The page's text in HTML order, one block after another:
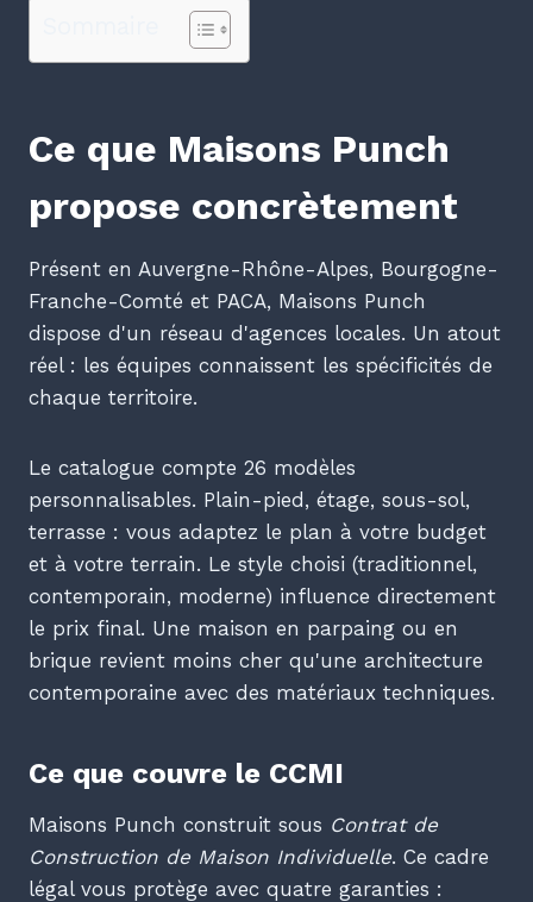
Ce que Maisons Punch
propose concrètement
Présent en Auvergne-Rhône-Alpes, Bourgogne-
Franche-Comté et PACA, Maisons Punch
dispose d'un réseau d'agences locales. Un atout
réel : les équipes connaissent les spécificités de
chaque territoire.
Le catalogue compte 26 modèles
personnalisables. Plain-pied, étage, sous-sol,
terrasse : vous adaptez le plan à votre budget
et à votre terrain. Le style choisi (traditionnel,
contemporain, moderne) influence directement
le prix final. Une maison en parpaing ou en
brique revient moins cher qu'une architecture
contemporaine avec des matériaux techniques.
Ce que couvre le CCMI
Maisons Punch construit sous Contrat de
Construction de Maison Individuelle. Ce cadre
légal vous protège avec quatre garanties :